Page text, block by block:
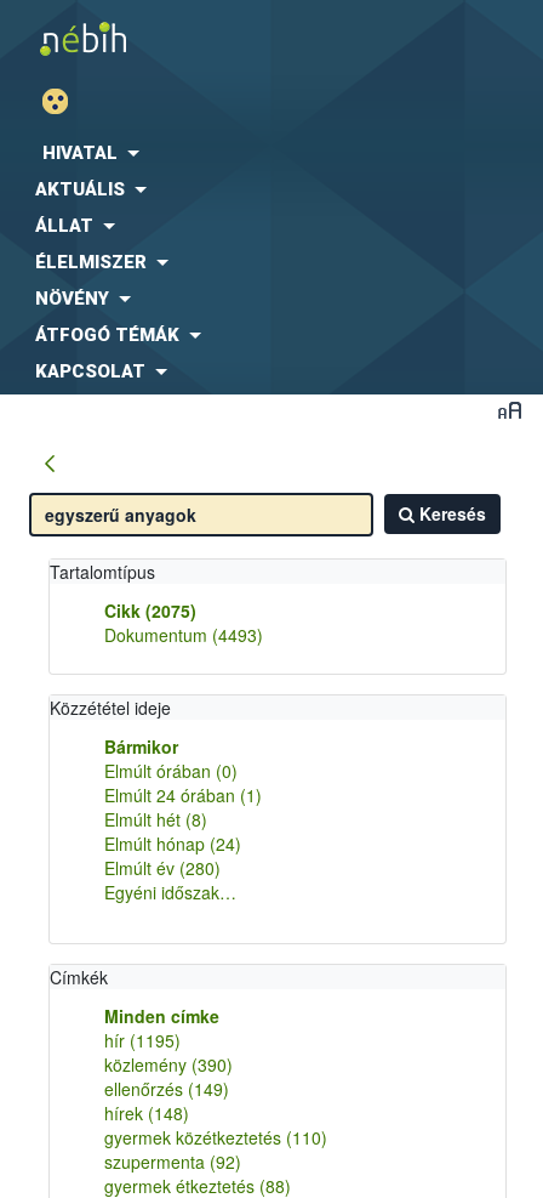
HIVATAL
AKTUÁLIS
ÁLLAT
ÉLELMISZER
NÖVÉNY
ÁTFOGÓ TÉMÁK
KAPCSOLAT
Keresés
Tartalomtípus
Cikk (2075)
Dokumentum (4493)
Közzététel ideje
Bármikor
Elmúlt órában (0)
Elmúlt 24 órában (1)
Elmúlt hét (8)
Elmúlt hónap (24)
Elmúlt év (280)
Egyéni időszak…
Címkék
Minden címke
hír (1195)
közlemény (390)
ellenőrzés (149)
hírek (148)
gyermek közétkeztetés (110)
szupermenta (92)
gyermek étkeztetés (88)